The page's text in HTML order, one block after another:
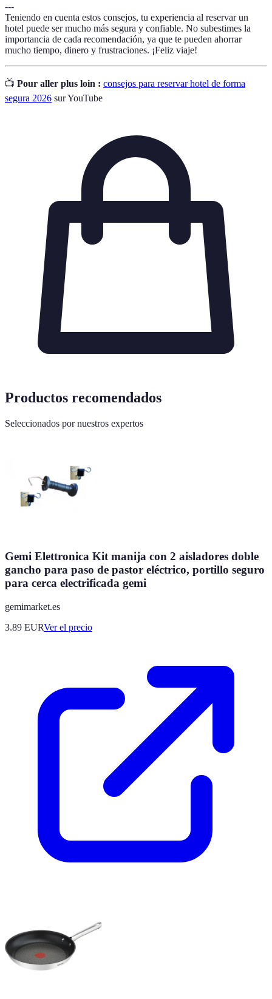
---
Teniendo en cuenta estos consejos, tu experiencia al reservar un
hotel puede ser mucho más segura y confiable. No subestimes la
importancia de cada recomendación, ya que te pueden ahorrar
mucho tiempo, dinero y frustraciones. ¡Feliz viaje!
📺 Pour aller plus loin : consejos para reservar hotel de forma
segura 2026 sur YouTube
Productos recomendados
Seleccionados por nuestros expertos
Gemi Elettronica Kit manija con 2 aisladores doble
gancho para paso de pastor eléctrico, portillo seguro
para cerca electrificada gemi
gemimarket.es
3.89 EURVer el precio